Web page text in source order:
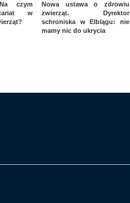
czym
w
Nowa ustawa o zdrowiu
zwierząt. Dyrektor
schroniska w Elblągu: nie
mamy nic do ukrycia